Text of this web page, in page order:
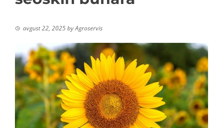
avgust 22, 2025byAgroservis